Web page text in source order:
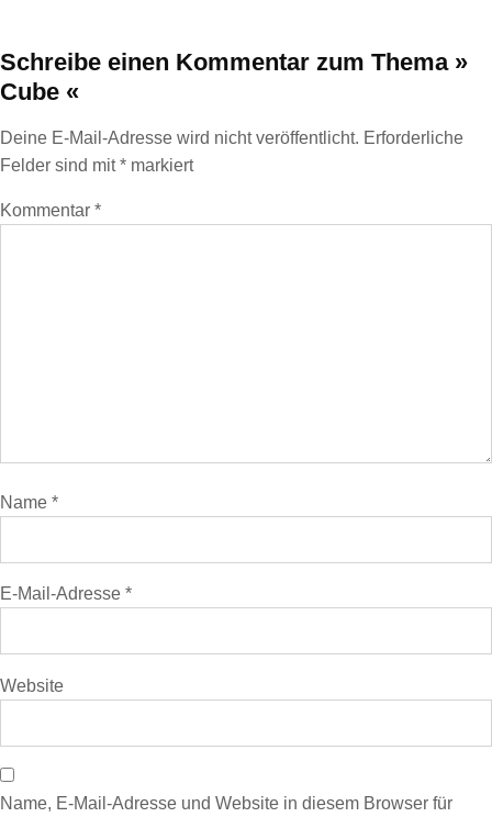
Schreibe einen Kommentar zum Thema »
Cube «
Deine E-Mail-Adresse wird nicht veröffentlicht. Erforderliche
Felder sind mit* markiert
Kommentar *
Name *
E-Mail-Adresse *
Website
Name, E-Mail-Adresse und Website in diesem Browser für